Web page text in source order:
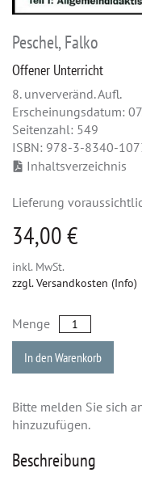
Peschel, Falko
Offener Unterricht
8. unververänd. Aufl.
Erscheinungsdatum:
Seitenzahl: 549
ISBN: 978-3-8340-
Inhaltsverzeichnis
Lieferung
34,00 €
inkl. MwSt.
zzgl. Versandkosten (Info)
Menge
In den Warenkorb
Bitte melden Sie sich
hinzuzufügen.
Beschreibung